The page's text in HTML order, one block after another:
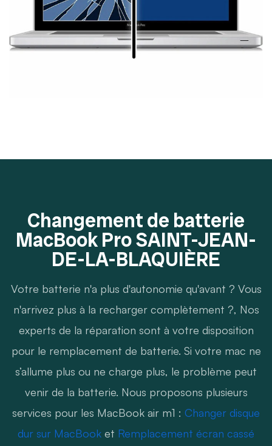
Changement de batterie
MacBook Pro SAINT-JEAN-
DE-LA-BLAQUIÈRE
Votre batterie n'a plus d'autonomie qu'avant ? Vous
n'arrivez plus à la recharger complètement ?, Nos
experts de la réparation sont à votre disposition
pour le remplacement de batterie. Si votre mac ne
s’allume plus ou ne charge plus, le problème peut
venir de la batterie. Nous proposons plusieurs
services pour les MacBook air m1 : Changer disque
dur sur MacBook et Remplacement écran cassé